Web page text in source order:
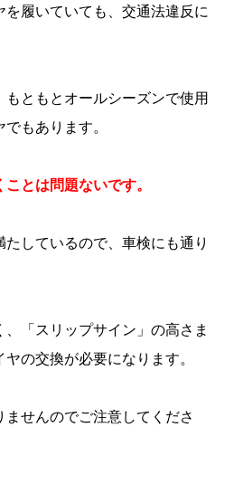
履いていても、交通法違反に
もともとオールシーズンで使用
もあります。
とは問題ないです。
しているので、車検にも通り
「スリップサイン」の高さま
の交換が必要になります。
ませんのでご注意してくださ